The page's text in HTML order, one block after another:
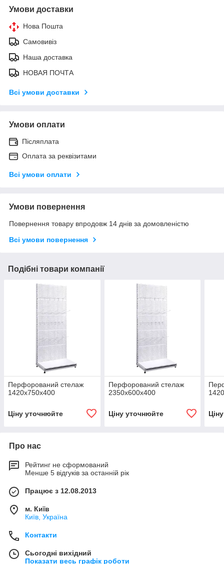
Умови доставки
Нова Пошта
Самовивіз
Наша доставка
НОВАЯ ПОЧТА
Всі умови доставки
Умови оплати
Післяплата
Оплата за реквізитами
Всі умови оплати
Умови повернення
Повернення товару впродовж 14 днів за домовленістю
Всі умови повернення
Подібні товари компанії
Перфорований стелаж
1420х750х400
Ціну уточнюйте
Перфорований стелаж
2350х600х400
Ціну уточнюйте
Про нас
Рейтинг не сформований
Менше 5 відгуків за останній рік
Працює з 12.08.2013
м. Київ
Київ, Україна
Контакти
Сьогодні вихідний
Показати весь графік роботи